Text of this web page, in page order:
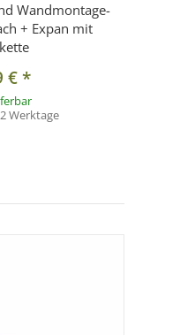
Wandmontage-
+ Expan mit
€*
Werktage